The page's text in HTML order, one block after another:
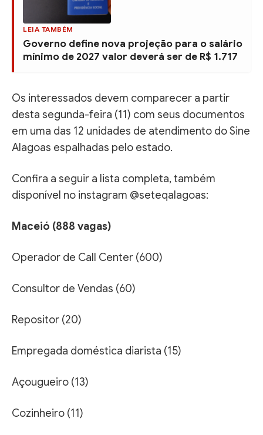
LEIA TAMBÉM
Governo define nova projeção para o salário
mínimo de 2027 valor deverá ser de R$ 1.717
Os interessados devem comparecer a partir
desta segunda-feira (11) com seus documentos
em uma das 12 unidades de atendimento do Sine
Alagoas espalhadas pelo estado.
Confira a seguir a lista completa, também
disponível no instagram @seteqalagoas:
Maceió (888 vagas)
Operador de Call Center (600)
Consultor de Vendas (60)
Repositor (20)
Empregada doméstica diarista (15)
Açougueiro (13)
Cozinheiro (11)